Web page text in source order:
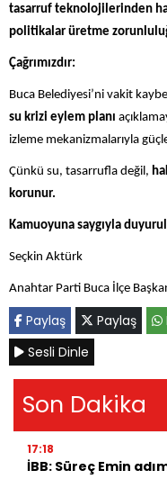
tasarruf teknolojilerinden
politikalar üretme
Çağrımızdır:
Buca Belediyesi’ni vakit
su krizi eylem planı
izleme mekanizmalarıyla
Çünkü su, tasarrufla değil,
korunur.
Kamuoyuna saygıyla
Seçkin Aktürk
Anahtar Parti Buca İlçe
Paylaş Paylaş
Sesli Dinle
Son Dakika
17:18
İBB: Süreç Emin